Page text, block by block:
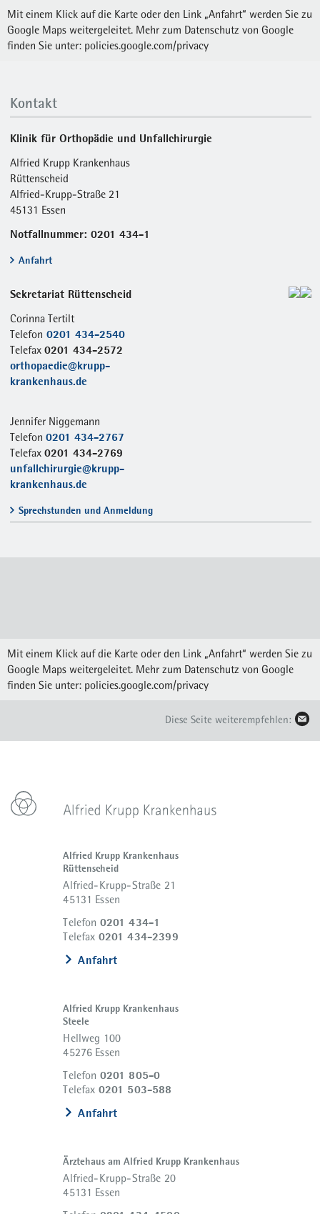
Mit einem Klick auf die Karte oder den Link „Anfahrt“ werden Sie zu
Google Maps weitergeleitet. Mehr zum Datenschutz von Google
finden Sie unter: policies.google.com/privacy
Kontakt
Klinik für Orthopädie und Unfallchirurgie
Alfried Krupp Krankenhaus
Rüttenscheid
Alfried-Krupp-Straße 21
45131 Essen
Notfallnummer: 0201 434-1
Anfahrt
Sekretariat Rüttenscheid
Corinna Tertilt
Telefon 0201 434-2540
Telefax0201 434-2572
orthopaedie@krupp-
krankenhaus.de
Jennifer Niggemann
Telefon0201 434-2767
Telefax0201 434-2769
unfallchirurgie@krupp-
krankenhaus.de
Sprechstunden und Anmeldung
Mit einem Klick auf die Karte oder den Link „Anfahrt“ werden Sie zu
Google Maps weitergeleitet. Mehr zum Datenschutz von Google
finden Sie unter: policies.google.com/privacy
Diese Seite weiterempfehlen:
Alfried Krupp Krankenhaus
Rüttenscheid
Alfried-Krupp-Straße 21
45131 Essen
Telefon 0201 434-1
Telefax 0201 434-2399
Anfahrt
Alfried Krupp Krankenhaus
Steele
Hellweg 100
45276 Essen
Telefon 0201 805-0
Telefax 0201 503-588
Anfahrt
Ärztehaus am Alfried Krupp Krankenhaus
Alfried-Krupp-Straße 20
45131 Essen